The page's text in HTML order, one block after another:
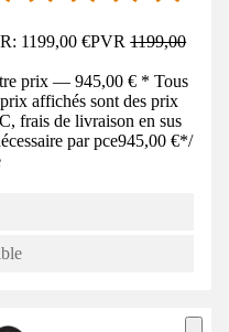
1199,00 €PVR1199,00
prix — 945,00 € * Tous
affichés sont des prix
frais de livraison en sus
par pce945,00 €*/